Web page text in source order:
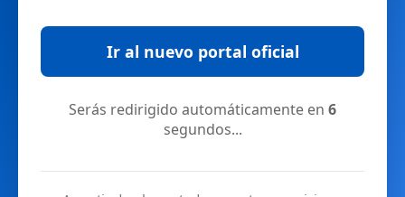
Ir al nuevo portal oficial
Serás redirigido automáticamente en 6
segundos...